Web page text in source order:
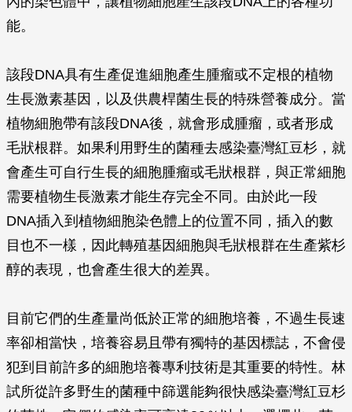
能。
該段DNA具有生產促進細胞產生腫瘤或不定根的植物
生長激素基因，以及供農桿菌生長的特殊營養成分。當
植物細胞帶有該段DNA後，就會形成腫瘤，或者形成
毛狀根群。如果利用野生的菌種去感染臺灣紅豆杉，就
會產生可自行生長的細胞腫瘤或毛狀根群，與正常細胞
需要植物生長激素才能生存完全不同。由於此一段
DNA插入到植物細胞染色體上的位置不同，插入的數
目也不一樣，因此轉殖基因細胞與毛狀根群在生產紫杉
醇的表現，也會產生很大的差異。
目前它們的生產量尚低於正常的細胞培養，不過生長速
率卻相當快，培養容易且帶有獨特的基因標誌，不會侵
犯到目前許多的細胞培養專利技術是其重要的特性。林
試所從許多野生的菌種中篩選能夠很快感染臺灣紅豆杉